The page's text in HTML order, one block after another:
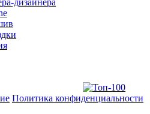
дизайнера
Политика конфиденциальности